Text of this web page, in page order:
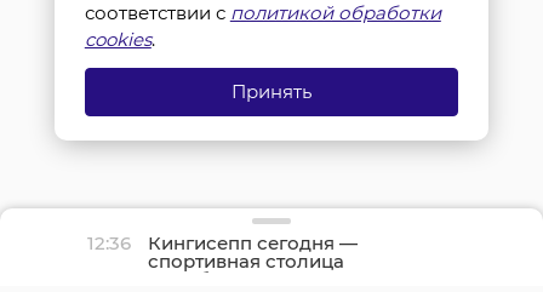
12:36 Кингисепп сегодня —
спортивная столица
Ленобласти: начался
соответствии с политикой обработки
cookies.
Принять